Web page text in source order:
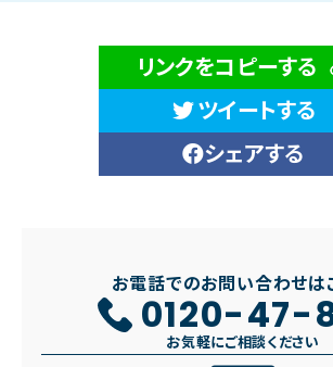
リンクをコピーする
ツイートする
シェアする
お電話でのお問い合わせは
0120-47-
お気軽にご相談ください